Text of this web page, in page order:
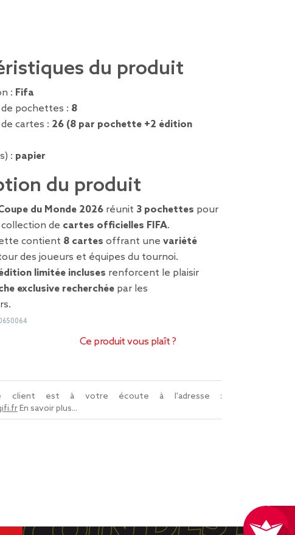
du produit
: Fifa
pochettes : 8
cartes : 26 (8 par pochette +2 édition
: papier
du produit
du Monde 2026 réunit 3 pochettes pour
de cartes officielles FIFA.
contient 8 cartes offrant une variété
des joueurs et équipes du tournoi.
limitée incluses renforcent le plaisir
exclusive recherchée par les
Ce produit vous plaît ?
client est à votre écoute à l'adresse :
En savoir plus...